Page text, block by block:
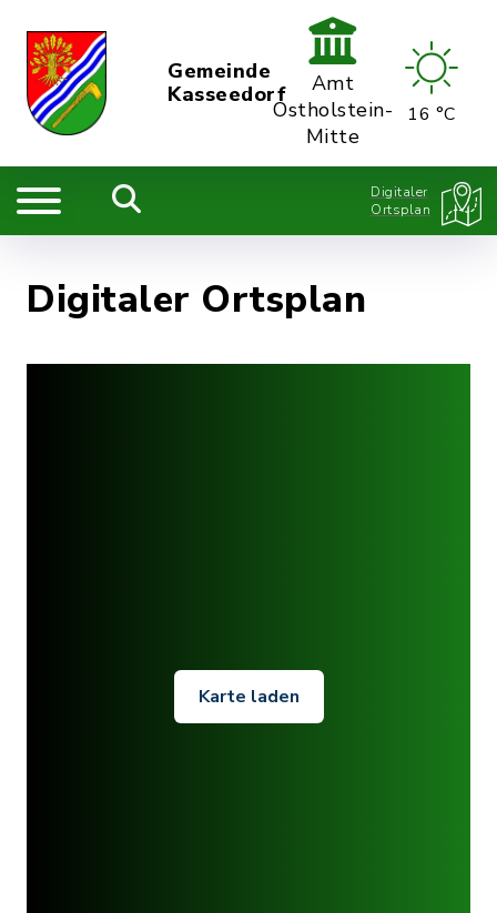
Gemeinde
Kasseedorf
Amt
Ostholstein-
Mitte
16 °C
Digitaler
Ortsplan
Digitaler Ortsplan
Karte laden